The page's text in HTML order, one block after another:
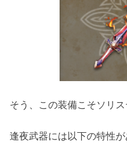
そう、この装備こそソリス
逢夜武器には以下の特性